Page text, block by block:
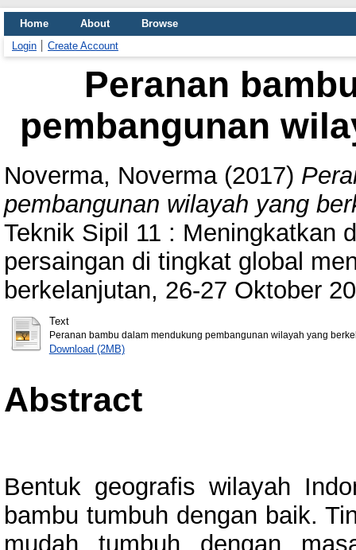
Home About
Browse
Login
Create Account
Peranan
pembangunan
Noverma, Noverma(2017)
pembangunan wilayah yang
Teknik Sipil 11 : Meningkatkan
persaingan di tingkat global
berkelanjutan, 26-27 Oktober
Text
Peranan bambu dalam mendukung pembangunan wilayah yang
Download (2MB)
Abstract
Bentuk geografis wilayah
bambu tumbuh dengan baik.
mudah tumbuh dengan